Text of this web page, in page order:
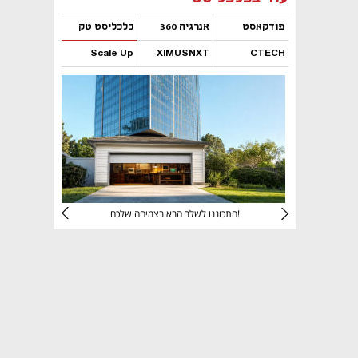
פודקאסט אנרגיה 360 כלכליסט טק
CTECH
XIMUSNXT
Scale Up
נפתח בכרטיסייה חדשה
התכוננו לשלב הבא בצמיחה שלכם!
נפתח בכרטיסייה חדשה